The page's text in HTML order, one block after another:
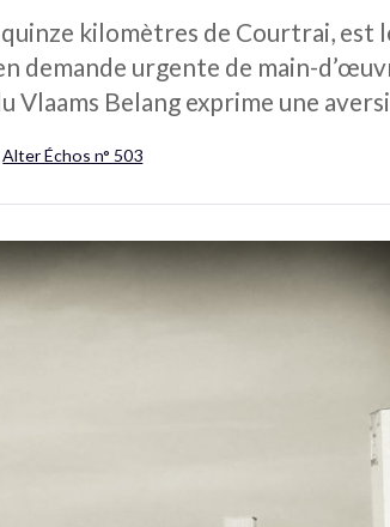
kilomètres de Courtrai, est
demande urgente de main-
Vlaams Belang exprime une
Alter Échos n° 503